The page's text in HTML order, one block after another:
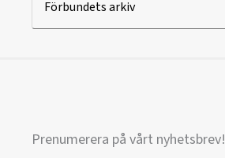
Förbundets arkiv
Prenumerera på vårt nyhetsbrev!